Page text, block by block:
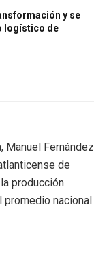
y se
logístico de
Manuel Fernández
de
producción
promedio nacional